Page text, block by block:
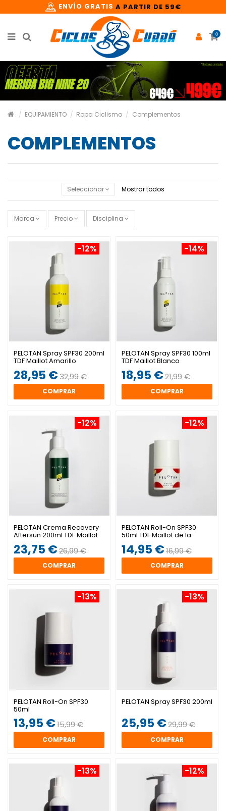
ENVÍO GRATIS A PARTIR DE 59€
0
EQUIPAMIENTO Ropa Ciclismo Complementos
COMPLEMENTOS
Seleccionar Mostrar todos
Marca Precio Disciplina
-12%
PELOTAN Spray SPF30 200ml
TDF Maillot Amarillo
28,95 €32,99 €
COMPRAR
-14%
PELOTAN Spray SPF30 100ml
TDF Maillot Blanco
18,95 €21,99 €
COMPRAR
-12%
PELOTAN Crema Recovery
Aftersun 200ml TDF Maillot
Verde
23,75 €26,99 €
COMPRAR
-12%
PELOTAN Roll-On SPF30
50ml TDF Maillot de la
Montaña
14,95 €16,99 €
COMPRAR
-13%
PELOTAN Roll-On SPF30
50ml
13,95 €15,99 €
COMPRAR
-13%
PELOTAN Spray SPF30 200ml
25,95 €29,99 €
COMPRAR
-13% -12%